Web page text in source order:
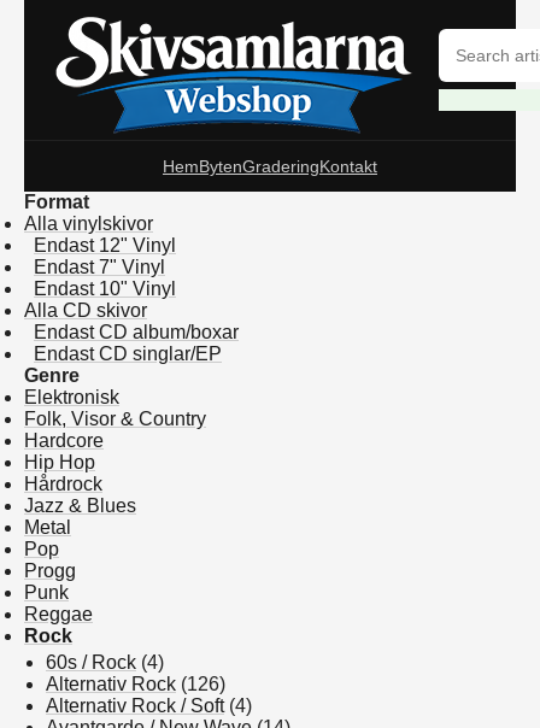
HemBytenGraderingKontakt
Format
Alla vinylskivor
Endast 12" Vinyl
Endast 7" Vinyl
Endast 10" Vinyl
Alla CD skivor
Endast CD album/boxar
Endast CD singlar/EP
Genre
Elektronisk
Folk, Visor & Country
Hardcore
Hip Hop
Hårdrock
Jazz & Blues
Metal
Pop
Progg
Punk
Reggae
Rock
60s / Rock (4)
Alternativ Rock (126)
Alternativ Rock / Soft(4)